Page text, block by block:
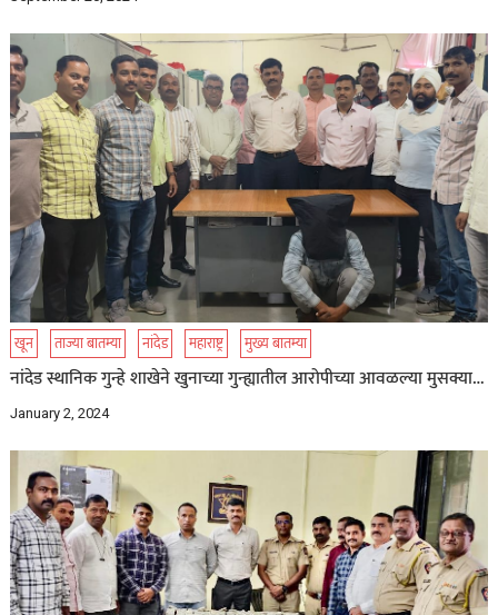
खून ताज्या बातम्या नांदेड महाराष्ट्र मुख्य बातम्या
नांदेड स्थानिक गुन्हे शाखेने खुनाच्या गुन्ह्यातील आरोपीच्या आवळल्या मुसक्या…
January 2, 2024